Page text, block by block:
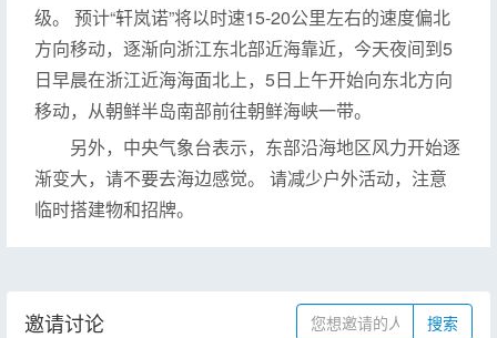
级。 预计“轩岚诺”将以时速15-20公里左右的速度偏北
方向移动，逐渐向浙江东北部近海靠近，今天夜间到5
日早晨在浙江近海海面北上，5日上午开始向东北方向
移动，从朝鲜半岛南部前往朝鲜海峡一带。
另外，中央气象台表示，东部沿海地区风力开始逐
渐变大，请不要去海边感觉。 请减少户外活动，注意
临时搭建物和招牌。
邀请讨论 搜索